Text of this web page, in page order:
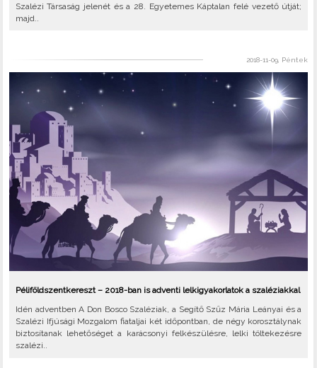
Szalézi Társaság jelenét és a 28. Egyetemes Káptalan felé vezető útját;
majd..
2018-11-09, Péntek
Péliföldszentkereszt – 2018-ban is adventi lelkigyakorlatok a szaléziakkal
Idén adventben A Don Bosco Szaléziak, a Segítő Szűz Mária Leányai és a
Szalézi Ifjúsági Mozgalom fiataljai két időpontban, de négy korosztálynak
biztosítanak lehetőséget a karácsonyi felkészülésre, lelki töltekezésre
szalézi..